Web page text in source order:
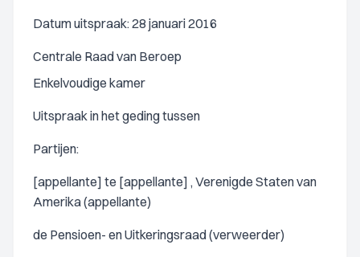
Datum uitspraak: 28 januari 2016
Centrale Raad van Beroep
Enkelvoudige kamer
Uitspraak in het geding tussen
Partijen:
[appellante] te [appellante] , Verenigde Staten van
Amerika (appellante)
de Pensioen- en Uitkeringsraad (verweerder)